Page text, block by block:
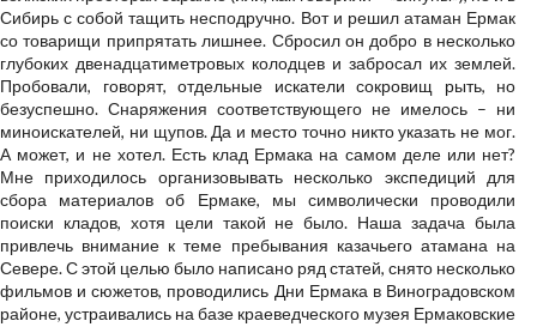
Сибирь с собой тащить несподручно. Вот и решил атаман Ермак
со товарищи припрятать лишнее. Сбросил он добро в несколько
глубоких двенадцатиметровых колодцев и забросал их землей.
Пробовали, говорят, отдельные искатели сокровищ рыть, но
безуспешно. Снаряжения соответствующего не имелось – ни
миноискателей, ни щупов. Да и место точно никто указать не мог.
А может, и не хотел. Есть клад Ермака на самом деле или нет?
Мне приходилось организовывать несколько экспедиций для
сбора материалов об Ермаке, мы символически проводили
поиски кладов, хотя цели такой не было. Наша задача была
привлечь внимание к теме пребывания казачьего атамана на
Севере. С этой целью было написано ряд статей, снято несколько
фильмов и сюжетов, проводились Дни Ермака в Виноградовском
районе, устраивались на базе краеведческого музея Ермаковские